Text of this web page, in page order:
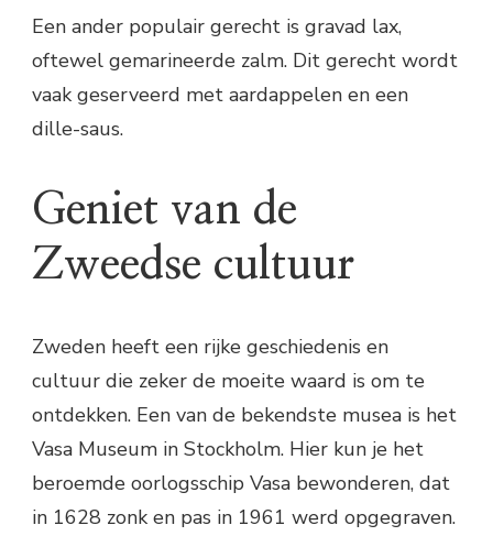
Een ander populair gerecht is gravad lax,
oftewel gemarineerde zalm. Dit gerecht wordt
vaak geserveerd met aardappelen en een
dille-saus.
Geniet van de
Zweedse cultuur
Zweden heeft een rijke geschiedenis en
cultuur die zeker de moeite waard is om te
ontdekken. Een van de bekendste musea is het
Vasa Museum in Stockholm. Hier kun je het
beroemde oorlogsschip Vasa bewonderen, dat
in 1628 zonk en pas in 1961 werd opgegraven.